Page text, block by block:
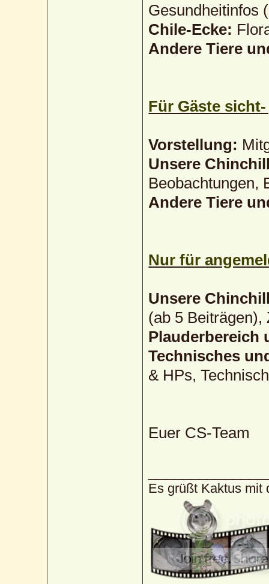
Gesundheitinfos
Chile-Ecke:
Andere Tiere
Für Gäste
Vorstellung:
Unsere
Beobachtungen,
Andere Tiere
Nur für
Unsere
(ab 5 Beiträgen),
Plauderbereich
Technisches
& HPs,
Euer CS-Team
Es grüßt Kaktus mit